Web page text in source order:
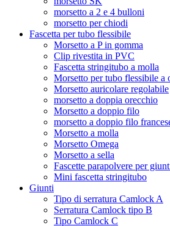
morsetto a 2 e 4 bulloni
morsetto per chiodi
Fascetta per tubo flessibile
Morsetto a P in gomma
Clip rivestita in PVC
Fascetta stringitubo a molla
Morsetto per tubo flessibile a
Morsetto auricolare regolabile
morsetto a doppia orecchio
Morsetto a doppio filo
morsetto a doppio filo
Morsetto a molla
Morsetto Omega
Morsetto a sella
Fascette parapolvere per
Mini fascetta stringitubo
Giunti
Tipo di serratura Camlock A
Serratura Camlock tipo B
Tipo Camlock C